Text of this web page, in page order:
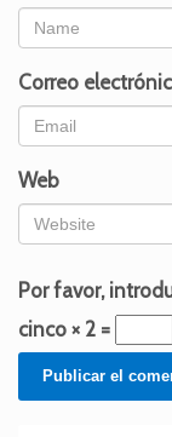
Correo
Web
Por favor,
cinco × 2 =